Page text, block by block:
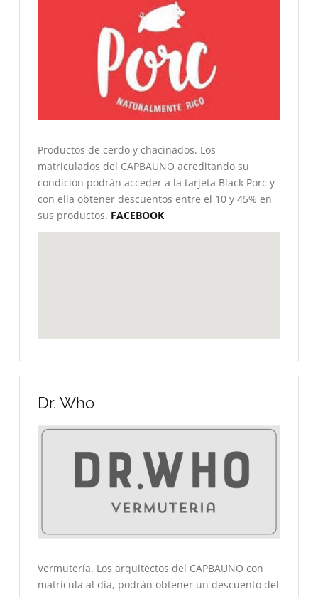
Productos de cerdo y chacinados. Los
matriculados del CAPBAUNO acreditando su
condición podrán acceder a la tarjeta Black Porc y
con ella obtener descuentos entre el 10 y 45% en
sus productos. FACEBOOK
Dr. Who
Vermutería. Los arquitectos del CAPBAUNO con
matrícula al día, podrán obtener un descuento del